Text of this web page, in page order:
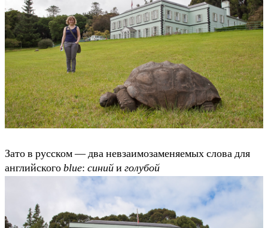
Зато в русском — два невзаимозаменяемых слова для
английскогоblue: синийи голубой